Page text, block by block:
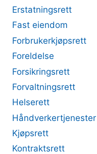
Erstatningsrett
Fast eiendom
Forbrukerkjøpsrett
Foreldelse
Forsikringsrett
Forvaltningsrett
Helserett
Håndverkertjenester
Kjøpsrett
Kontraktsrett